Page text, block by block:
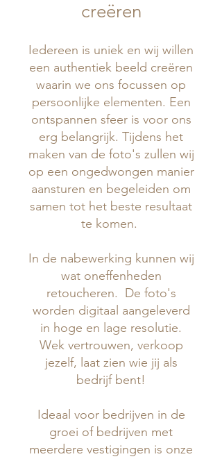
creëren
Iedereen is uniek en wij willen
een authentiek beeld creëren
waarin we ons focussen op
persoonlijke elementen. Een
ontspannen sfeer is voor ons
erg belangrijk. Tijdens het
maken van de foto's zullen wij
op een ongedwongen manier
aansturen en begeleiden om
samen tot het beste resultaat
te komen.
In de nabewerking kunnen wij
wat oneffenheden
retoucheren. De foto's
worden digitaal aangeleverd
in hoge en lage resolutie.
Wek vertrouwen, verkoop
jezelf, laat zien wie jij als
bedrijf bent!
Ideaal voor bedrijven in de
groei of bedrijven met
meerdere vestigingen is onze